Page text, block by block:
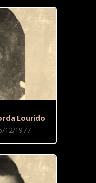
Lourido
12/1977